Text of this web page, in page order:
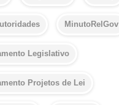
MinutoRelGov
Legislativo
Projetos de Lei